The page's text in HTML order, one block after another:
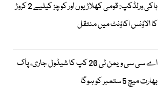
ہاکی ورلڈکپ: قومی کھلاڑیوں اور کوچز کیلیے 2 کروڑ
کا الاؤنس اکاؤنٹ میں منتقل
اے سی سی ویمن ٹی 20 کپ کا شیڈول جاری، پاک
بھارت میچ 5 ستمبر کو ہوگا